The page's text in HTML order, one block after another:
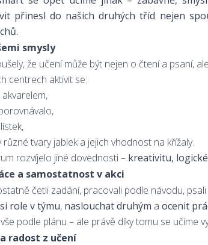
přinesl do našich druhých tříd nejen
smysly
že učení může být nejen o čtení a psaní,
centrech aktivit se:
různé tvary jablek a jejich vhodnost na křížaly.
rozvíjelo jiné dovednosti – kreativitu,
a samostatnost v akci
četli zadání, pracovali podle návodu,
role v týmu, naslouchat druhým a ocenit
podle plánu – ale právě díky tomu se učíme
radost z učení